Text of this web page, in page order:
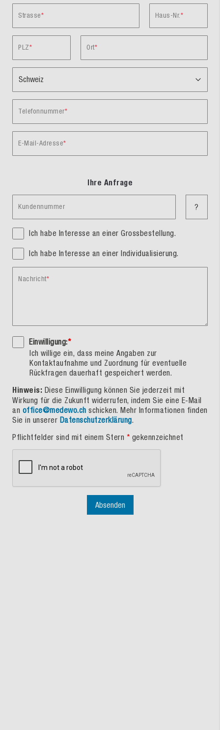
Strasse Haus-Nr.
PLZ Ort
Telefonnummer
E-Mail-Adresse
Ihre Anfrage
Kundennummer ?
Ich habe Interesse an einer Grossbestellung.
Ich habe Interesse an einer Individualisierung.
Nachricht
Einwilligung:*
Ich willige ein, dass meine Angaben zur
Kontaktaufnahme und Zuordnung für eventuelle
Rückfragen dauerhaft gespeichert werden.
Hinweis: Diese Einwilligung können Sie jederzeit mit
Wirkung für die Zukunft widerrufen, indem Sie eine E-Mail
an office@medewo.ch schicken. Mehr Informationen finden
Sie in unserer Datenschutzerklärung.
Pflichtfelder sind mit einem Stern * gekennzeichnet
Absenden